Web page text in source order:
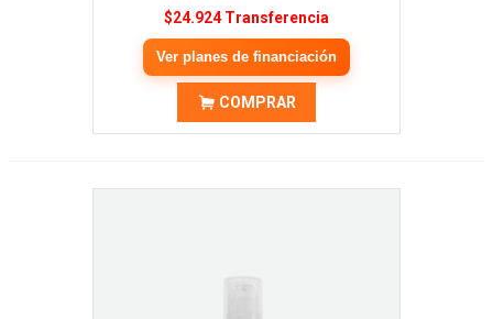
$24.924 Transferencia
Ver planes de financiación
COMPRAR